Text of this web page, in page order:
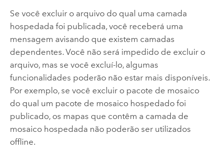
Se você excluir o arquivo do qual uma camada
hospedada foi publicada, você receberá uma
mensagem avisando que existem camadas
dependentes. Você não será impedido de excluir o
arquivo, mas se você excluí-lo, algumas
funcionalidades poderão não estar mais disponíveis.
Por exemplo, se você excluir o pacote de mosaico
do qual um pacote de mosaico hospedado foi
publicado, os mapas que contêm a camada de
mosaico hospedada não poderão ser utilizados
offline.